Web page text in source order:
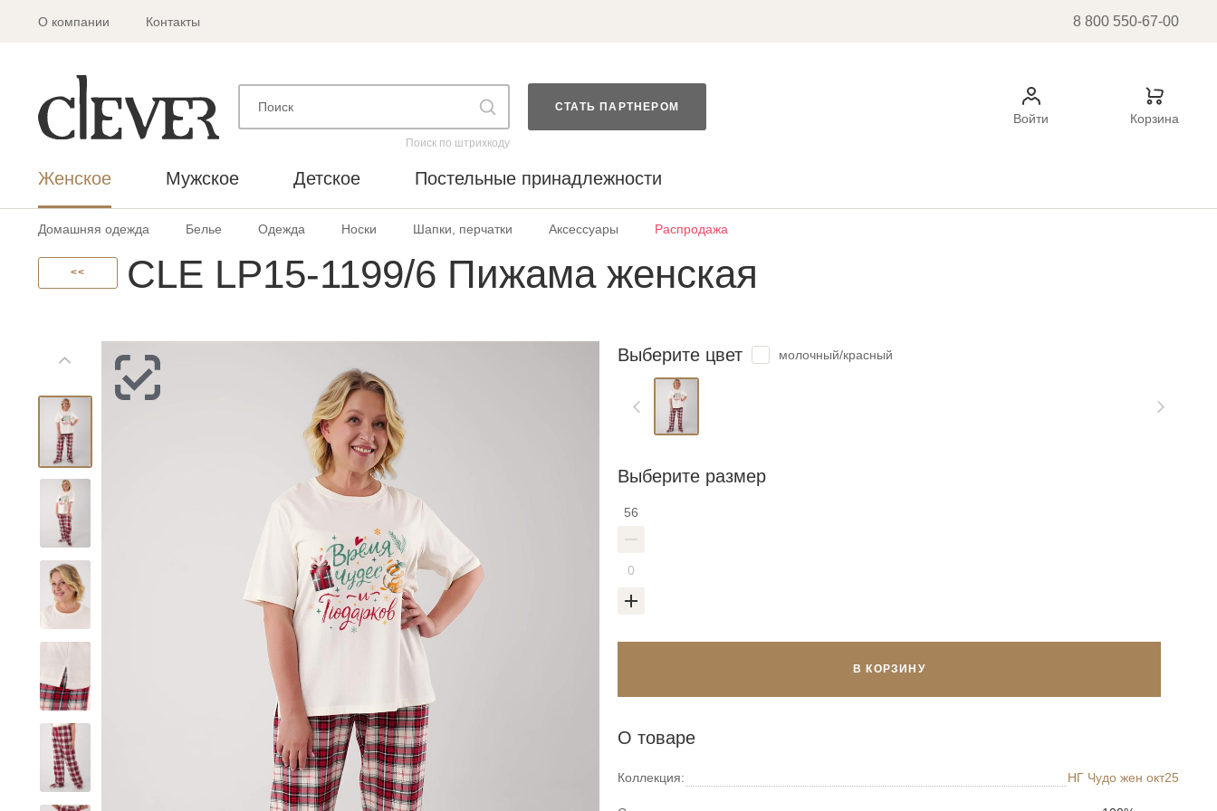
О компании Контакты 8 800 550-67-00
Поиск по штрихкоду
СТАТЬ ПАРТНЕРОМ
Войти Корзина
Женское Мужское Детское Постельные принадлежности
Домашняя одежда Белье Одежда Носки Шапки, перчатки Аксессуары Распродажа
<< CLE LP15-1199/6 Пижама женская
Выберите цвет молочный/красный
Выберите размер
56
В КОРЗИНУ
О товаре
Коллекция: НГ Чудо жен окт25